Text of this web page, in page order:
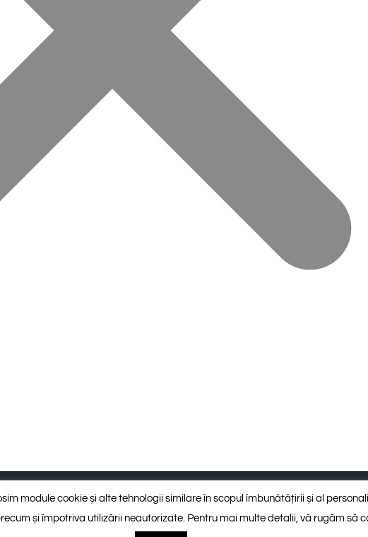
module cookie și alte tehnologii similare în scopul îmbunătățirii și al
și împotriva utilizării neautorizate. Pentru mai multe detalii, vă rugăm să